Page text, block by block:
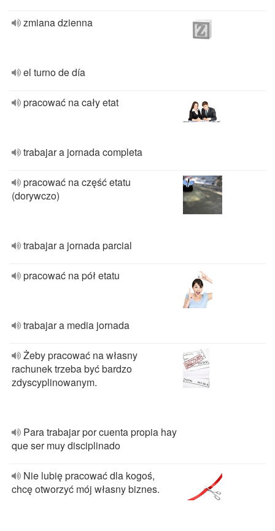
zmiana dzienna
el turno de día
pracować na cały etat
trabajar a jornada completa
pracować na część etatu
(dorywczo)
trabajar a jornada parcial
pracować na pół etatu
trabajar a media jornada
Żeby pracować na własny
rachunek trzeba być bardzo
zdyscyplinowanym.
Para trabajar por cuenta propia hay
que ser muy disciplinado
Nie lubię pracować dla kogoś,
chcę otworzyć mój własny biznes.